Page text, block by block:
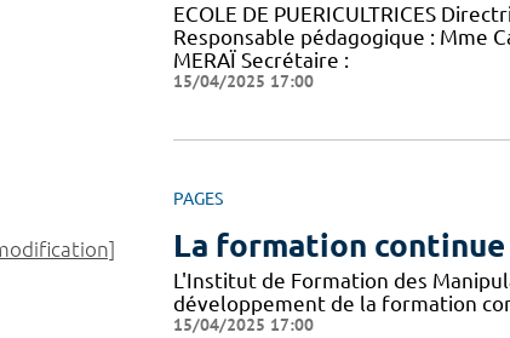
ECOLE DE PUERICULTRICES
Responsable pédagogique : Mme
MERAÏ Secrétaire :
15/04/2025 17:00
PAGES
La formation continue
L'Institut de Formation des
développement de la formation
15/04/2025 17:00